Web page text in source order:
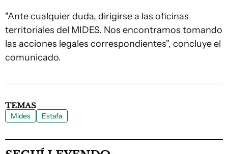
"Ante cualquier duda, dirigirse a las oficinas
territoriales del MIDES. Nos encontramos tomando
las acciones legales correspondientes", concluye el
comunicado.
TEMAS
Mides Estafa